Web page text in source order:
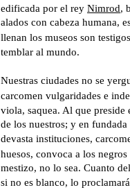
edificada por el rey Nimrod,
alados con cabeza humana,
llenan los museos son
temblar al mundo.
Nuestras ciudades no se
carcomen vulgaridades e
viola, saquea. Al que preside
de los nuestros; y en
devasta instituciones,
huesos, convoca a los
mestizo, no lo sea. Cuanto
si no es blanco, lo